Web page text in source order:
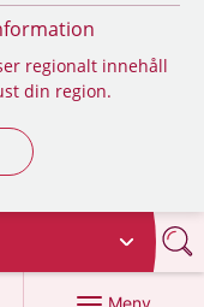
regionalt innehåll
din region.
Meny